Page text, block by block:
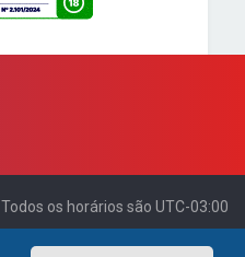
Todos os horários são UTC-03:00